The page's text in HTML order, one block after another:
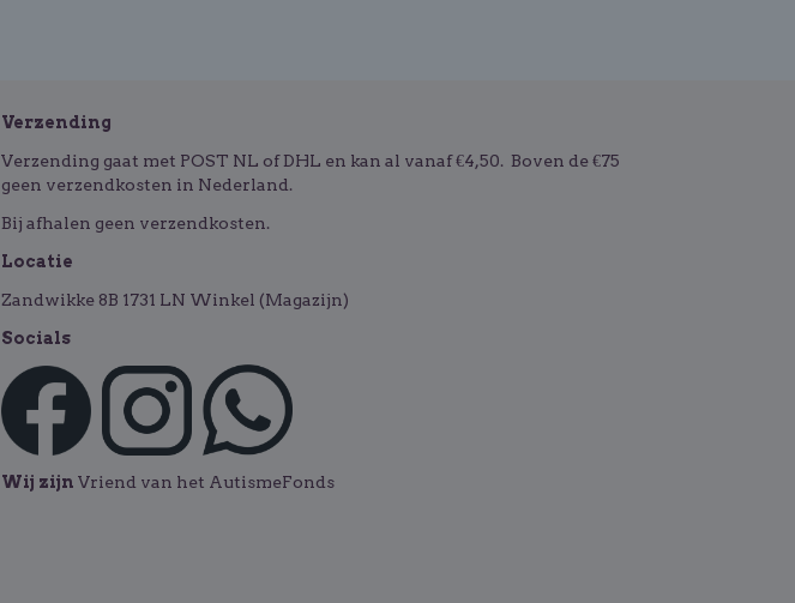
Verzending
Verzending gaat met POST NL of DHL en kan al vanaf €4,50. Boven de €75
geen verzendkosten in Nederland.
Bij afhalen geen verzendkosten.
Locatie
Zandwikke 8B 1731 LN Winkel (Magazijn)
Socials
Wij zijn Vriend van het AutismeFonds